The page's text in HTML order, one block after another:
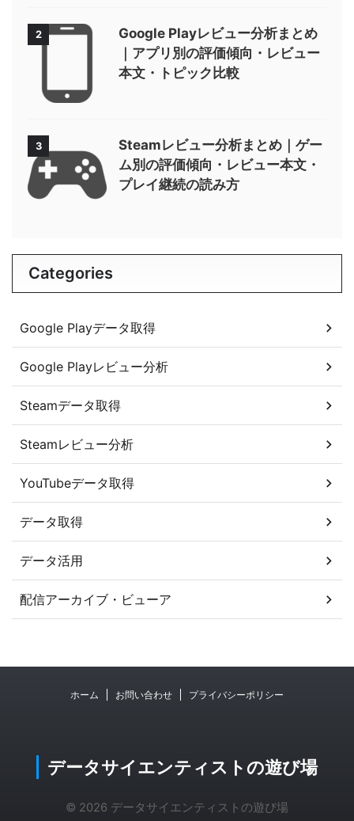
2
Google Playレビュー分析まとめ
｜アプリ別の評価傾向・レビュー
本文・トピック比較
3
Steamレビュー分析まとめ｜ゲー
ム別の評価傾向・レビュー本文・
プレイ継続の読み方
Categories
Google Playデータ取得
Google Playレビュー分析
Steamデータ取得
Steamレビュー分析
YouTubeデータ取得
データ取得
データ活用
配信アーカイブ・ビューア
ホーム お問い合わせ プライバシーポリシー
データサイエンティストの遊び場
© 2026 データサイエンティストの遊び場